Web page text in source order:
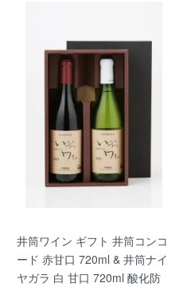
井筒ワイン ギフト 井筒コンコ
ード 赤甘口 720ml & 井筒ナイ
ヤガラ 白 甘口 720ml 酸化防